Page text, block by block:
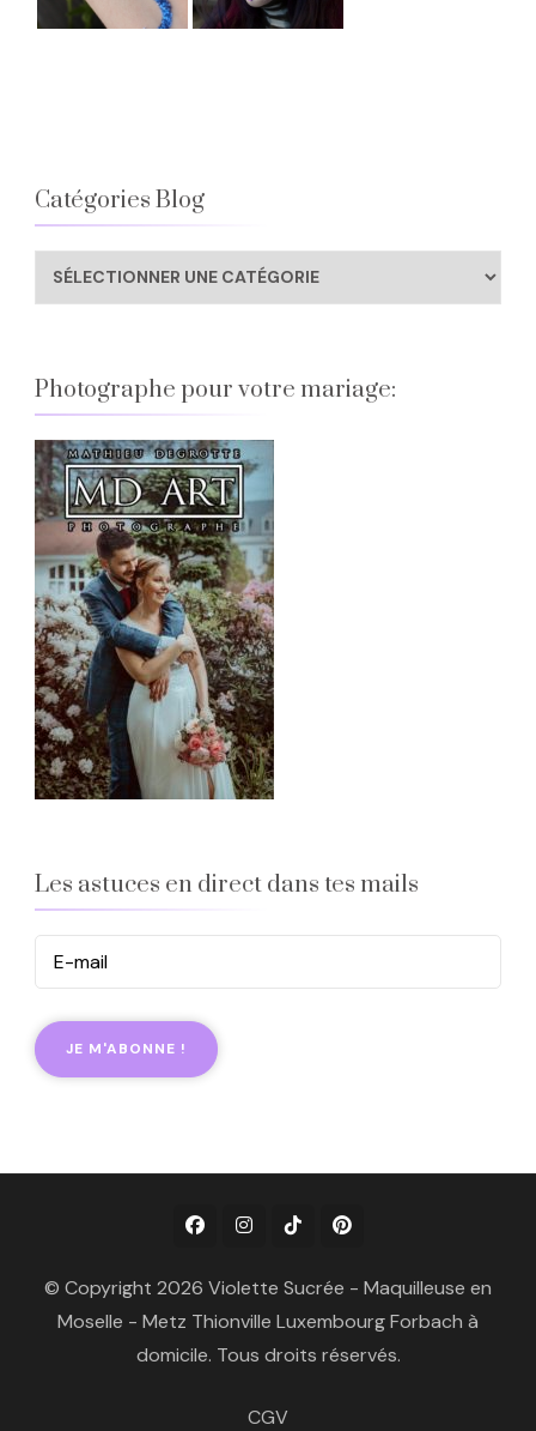
Catégories Blog
Catégories
Blog
Photographe pour votre mariage:
Les astuces en direct dans tes mails
© Copyright 2026 Violette Sucrée - Maquilleuse en
Moselle - Metz Thionville Luxembourg Forbach à
domicile. Tous droits réservés.
CGV